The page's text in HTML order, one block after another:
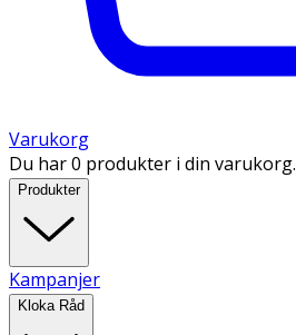
Varukorg
Du har 0 produkter i din varukorg.
Produkter
Kampanjer
Kloka Råd